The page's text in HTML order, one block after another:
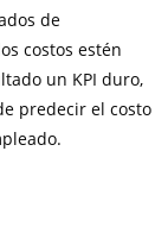
de
costos estén
un KPI duro,
predecir el costo